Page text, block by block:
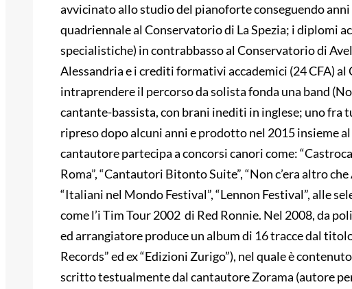
avvicinato allo studio del pianoforte conseguendo
quadriennale al Conservatorio di La Spezia; i diplomi
specialistiche) in contrabbasso al Conservatorio di
Alessandria e i crediti formativi accademici (24 CFA)
intraprendere il percorso da solista fonda una band
cantante-bassista, con brani inediti in inglese; uno fra
ripreso dopo alcuni anni e prodotto nel 2015 insieme
cantautore partecipa a concorsi canori come:
Roma”, “Cantautori Bitonto Suite”, “Non c’era altro
“Italiani nel Mondo Festival”, “Lennon Festival”, alle
come l’i Tim Tour 2002 di Red Ronnie. Nel 2008, da
ed arrangiatore produce un album di 16 tracce dal
Records” ed ex “Edizioni Zurigo”), nel quale è
scritto testualmente dal cantautore Zorama (autore